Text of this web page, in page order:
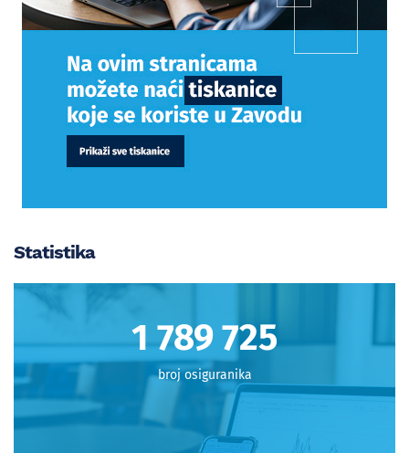
Statistika
1 798 712
broj osiguranika